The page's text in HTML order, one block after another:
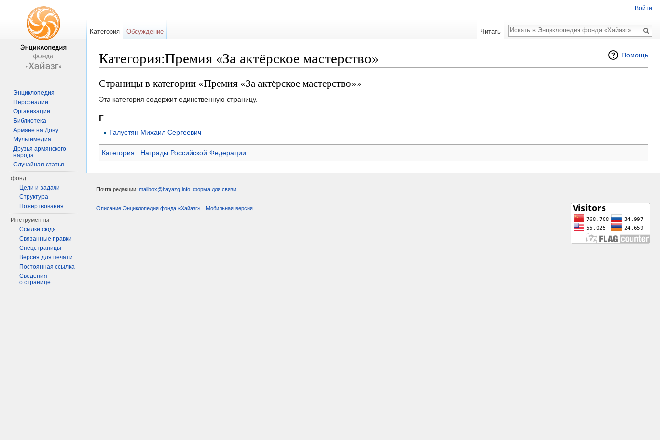
Помощь
Категория:Премия «За актёрское мастерство»
Страницы в категории «Премия «За актёрское мастерство»»
Эта категория содержит единственную страницу.
Г
Галустян Михаил Сергеевич
Категория: Награды Российской Федерации
Войти
Категория Обсуждение Читать
Поиск
Энциклопедия
Персоналии
Организации
Библиотека
Армяне на Дону
Мультимедиа
Друзья армянского
народа
Случайная статья
фонд
Цели и задачи
Структура
Пожертвования
Инструменты
Ссылки сюда
Связанные правки
Спецстраницы
Версия для печати
Постоянная ссылка
Сведения
о странице
Почта редакции: mailbox@hayazg.info форма для связи
Описание Энциклопедия фонда «Хайазг» Мобильная версия